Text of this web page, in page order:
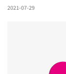
2021-07-29